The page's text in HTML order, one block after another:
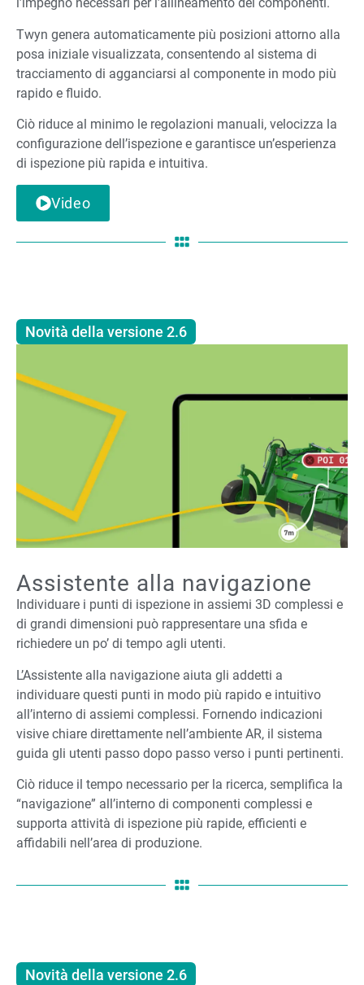
Twyn genera automaticamente più posizioni attorno alla
posa iniziale visualizzata, consentendo al sistema di
tracciamento di agganciarsi al componente in modo più
rapido e fluido.
Ciò riduce al minimo le regolazioni manuali, velocizza la
configurazione dell’ispezione e garantisce un’esperienza
di ispezione più rapida e intuitiva.
Video
Novità della versione 2.6
Assistente alla navigazione
Individuare i punti di ispezione in assiemi 3D complessi e
di grandi dimensioni può rappresentare una sfida e
richiedere un po’ di tempo agli utenti.
L’Assistente alla navigazione aiuta gli addetti a
individuare questi punti in modo più rapido e intuitivo
all’interno di assiemi complessi. Fornendo indicazioni
visive chiare direttamente nell’ambiente AR, il sistema
guida gli utenti passo dopo passo verso i punti pertinenti.
Ciò riduce il tempo necessario per la ricerca, semplifica la
“navigazione” all’interno di componenti complessi e
supporta attività di ispezione più rapide, efficienti e
affidabili nell’area di produzione.
Novità della versione 2.6